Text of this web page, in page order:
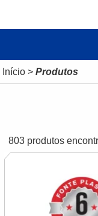
Início> Produtos
803 produtos